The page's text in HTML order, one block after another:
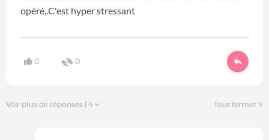
opéré,.C'est hyper stressant
0 0
Tout fermer
Voir plus de réponses | 4